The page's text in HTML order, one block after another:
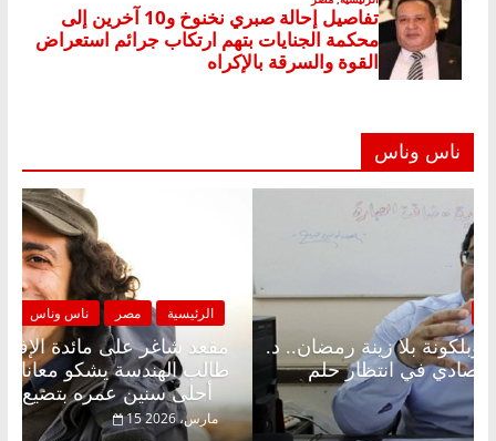
ناس وناس
أحلى سنين عمره بتضيع في السجن
الرئيسية مصر
مقعد شاغر على الإفطار وبلكونة بلا زينة رمضان.. د.
عبدالخالق فاروق خبير اقتصادي في انتظار حلم
22 فبراير، 2026